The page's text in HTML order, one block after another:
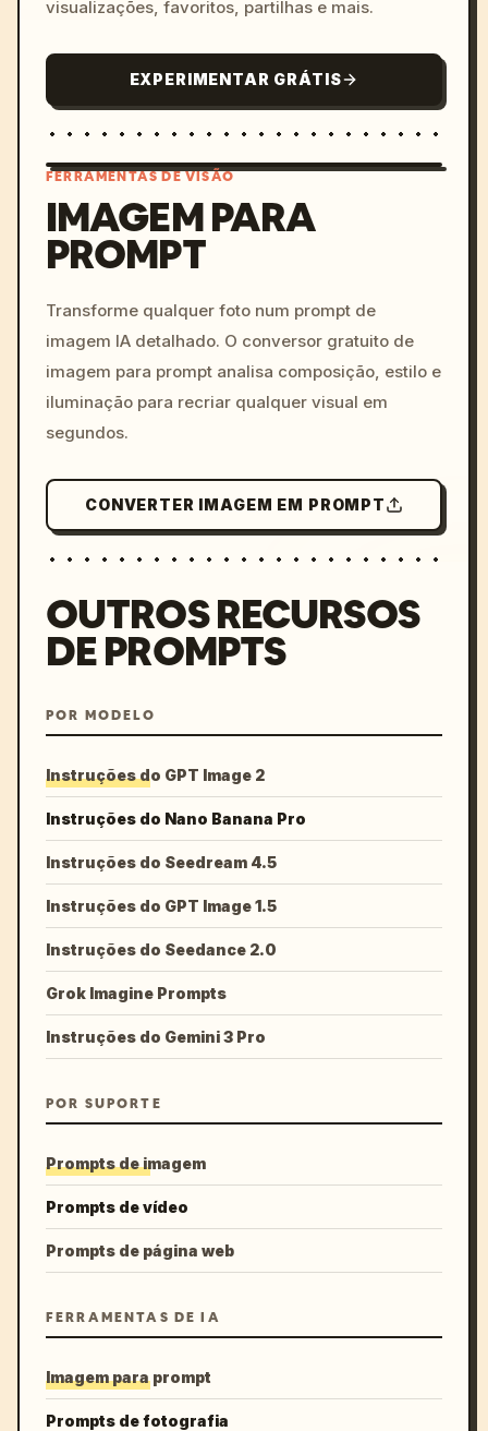
visualizações, favoritos, partilhas e mais.
EXPERIMENTAR GRÁTIS
colors, 8k --v 6.0
FERRAMENTAS DE VISÃO
IMAGEM PARA
PROMPT
Transforme qualquer foto num prompt de
imagem IA detalhado. O conversor gratuito de
imagem para prompt analisa composição, estilo e
iluminação para recriar qualquer visual em
segundos.
CONVERTER IMAGEM EM PROMPT
OUTROS RECURSOS
DE PROMPTS
POR MODELO
Instruções do GPT Image 2
Instruções do Nano Banana Pro
Instruções do Seedream 4.5
Instruções do GPT Image 1.5
Instruções do Seedance 2.0
Grok Imagine Prompts
Instruções do Gemini 3 Pro
POR SUPORTE
Prompts de imagem
Prompts de vídeo
Prompts de página web
FERRAMENTAS DE IA
Imagem para prompt
Prompts de fotografia